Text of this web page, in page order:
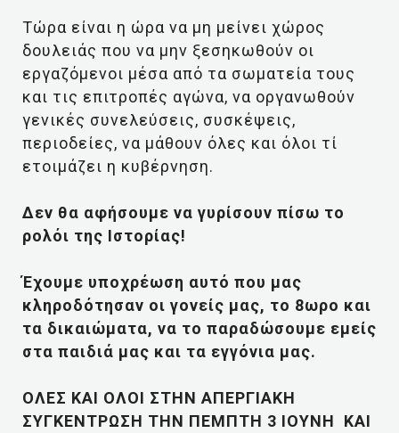
Τώρα είναι η ώρα να μη μείνει χώρος
δουλειάς που να μην ξεσηκωθούν οι
εργαζόμενοι μέσα από τα σωματεία τους
και τις επιτροπές αγώνα, να οργανωθούν
γενικές συνελεύσεις, συσκέψεις,
περιοδείες, να μάθουν όλες και όλοι τί
ετοιμάζει η κυβέρνηση.
Δεν θα αφήσουμε να γυρίσουν πίσω το
ρολόι της Ιστορίας!
Έχουμε υποχρέωση αυτό που μας
κληροδότησαν οι γονείς μας, το 8ωρο και
τα δικαιώματα, να το παραδώσουμε εμείς
στα παιδιά μας και τα εγγόνια μας.
ΟΛΕΣ ΚΑΙ ΟΛΟΙ ΣΤΗΝ ΑΠΕΡΓΙΑΚΗ
ΣΥΓΚΕΝΤΡΩΣΗ ΤΗΝ ΠΕΜΠΤΗ 3 ΙΟΥΝΗ ΚΑΙ